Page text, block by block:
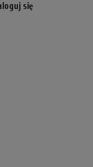
się